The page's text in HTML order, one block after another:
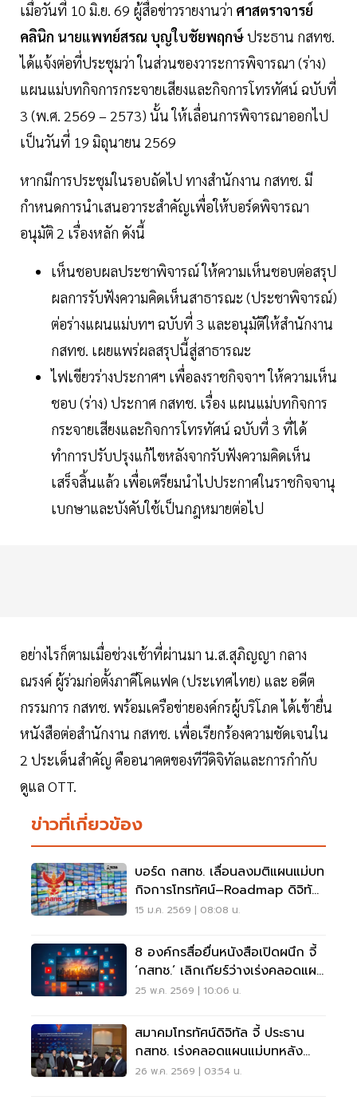
เมื่อวันที่ 10 มิ.ย. 69 ผู้สื่อข่าวรายงานว่า ศาสตราจารย์
คลินิก นายแพทย์สรณ บุญใบชัยพฤกษ์ประธาน กสทช.
ได้แจ้งต่อที่ประชุมว่า ในส่วนของวาระการพิจารณา (ร่าง)
แผนแม่บทกิจการกระจายเสียงและกิจการโทรทัศน์ ฉบับที่
3 (พ.ศ. 2569 – 2573) นั้น ให้เลื่อนการพิจารณาออกไป
เป็นวันที่ 19 มิถุนายน 2569
หากมีการประชุมในรอบถัดไป ทางสำนักงาน กสทช. มี
กำหนดการนำเสนอวาระสำคัญเพื่อให้บอร์ดพิจารณา
อนุมัติ 2 เรื่องหลัก ดังนี้
เห็นชอบผลประชาพิจารณ์ ให้ความเห็นชอบต่อสรุป
ผลการรับฟังความคิดเห็นสาธารณะ (ประชาพิจารณ์)
ต่อร่างแผนแม่บทฯ ฉบับที่ 3 และอนุมัติให้สำนักงาน
กสทช. เผยแพร่ผลสรุปนี้สู่สาธารณะ
ไฟเขียวร่างประกาศฯ เพื่อลงราชกิจจาฯ ให้ความเห็น
ชอบ (ร่าง) ประกาศ กสทช. เรื่อง แผนแม่บทกิจการ
กระจายเสียงและกิจการโทรทัศน์ ฉบับที่ 3 ที่ได้
ทำการปรับปรุงแก้ไขหลังจากรับฟังความคิดเห็น
เสร็จสิ้นแล้ว เพื่อเตรียมนำไปประกาศในราชกิจจานุ
เบกษาและบังคับใช้เป็นกฎหมายต่อไป
อย่างไรก็ตามเมื่อช่วงเช้าที่ผ่านมา น.ส.สุภิญญา กลาง
ณรงค์ ผู้ร่วมก่อตั้งภาคีโคแฟค (ประเทศไทย) และ อดีต
กรรมการ กสทช. พร้อมเครือข่ายองค์กรผู้บริโภค ได้เข้ายื่น
หนังสือต่อสำนักงาน กสทช. เพื่อเรียกร้องความชัดเจนใน
2 ประเด็นสำคัญ คืออนาคตของทีวีดิจิทัลและการกำกับ
ดูแล OTT.
ข่าวที่เกี่ยวข้อง
บอร์ด กสทช. เลื่อนลงมติแผนแม่บท
กิจการโทรทัศน์–Roadmap ดิจิทัล
ทีวี
15 ม.ค. 2569 | 08:08 น.
8 องค์กรสื่อยื่นหนังสือเปิดผนึก จี้
‘กสทช.‘ เลิกเกียร์ว่างเร่งคลอดแผน
แม่บททีวีดิจิทัล
25 พ.ค. 2569 | 10:06 น.
สมาคมโทรทัศน์ดิจิทัล จี้ ประธาน
กสทช. เร่งคลอดแผนแม่บทหลัง
หมดใบอนุญาตปี 72
26 พ.ค. 2569 | 03:54 น.